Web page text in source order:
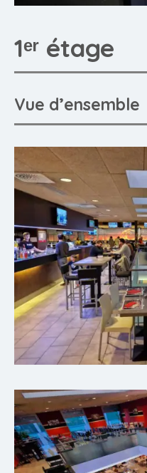
1ᵉʳ étage
Vue d’ensemble